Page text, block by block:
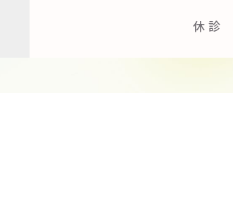
休診